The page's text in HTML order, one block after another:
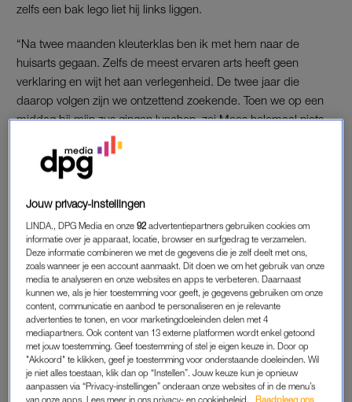
zelfs een bak lego liet hij links liggen.
“Na twee maanden kleuterklas ben ik met hem naar de
huisarts gegaan. Zelfs de meest ervaren arts heeft geen
verklaring en wijt het aan verlegenheid. De twee jaar die
daarop volgen zijn we ontzettend zoekende. Toen we op een
middag bij mijn zus gingen lunchen, zei Mees helemaal niets.
Ook durfde hij niet te eten: hij propte zijn broodje naar binnen
toen mijn zus even weg was. ‘Jullie moeten hier iets mee’, zei
mijn zus. Zij kende een praktijk met een GZ-psycholoog, daar
Tijdens een tien-minuten-gesprek vertelde Nicole de juf dat ze
hulp gingen zoeken. “Dat was ook haar advies. Daarnaast zei
ze: ‘Mees valt op omdat hij niet op wil vallen. Ik denk dat hij
selectief mutisme heeft.’ Deze term was compleet nieuw voor
ons. Ze gaf ons daarop een artikel mee uitPsychologie
Magazine. Alles wat daarin beschreven stond, herkende ik bij
Mees.”
ZELDZAME STOORNIS
Jouw privacy-instellingen
LINDA., DPG Media en onze92 advertentiepartners gebruiken cookies om
informatie over je apparaat, locatie, browser en surfgedrag te verzamelen.
Deze informatie combineren we met de gegevens die je zelf deelt met ons,
zoals wanneer je een account aanmaakt. Dit doen we om het gebruik van onze
media te analyseren en onze websites en apps te verbeteren. Daarnaast
kunnen we, als je hier toestemming voor geeft, je gegevens gebruiken om onze
content, communicatie en aanbod te personaliseren en je relevante
advertenties te tonen, en voor marketingdoeleinden delen met 4
mediapartners. Ook content van 13 externe platformen wordt enkel getoond
met jouw toestemming. Geef toestemming of stel je eigen keuze in. Door op
"Akkoord" te klikken, geef je toestemming voor onderstaande doeleinden. Wil
je niet alles toestaan, klik dan op “Instellen”. Jouw keuze kun je opnieuw
aanpassen via “Privacy-instellingen” onderaan onze websites of in de menu’s
van onze apps. Lees meer in ons privacy- en cookiebeleid.
Raadpleeg ons